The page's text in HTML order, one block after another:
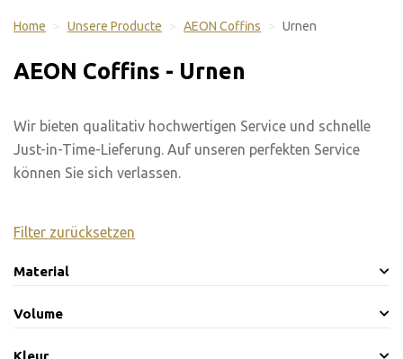
Home Unsere Producte AEON Coffins Urnen
AEON Coffins - Urnen
Wir bieten qualitativ hochwertigen Service und schnelle
Just-in-Time-Lieferung. Auf unseren perfekten Service
können Sie sich verlassen.
Filter zurücksetzen
Material
Volume
Kleur